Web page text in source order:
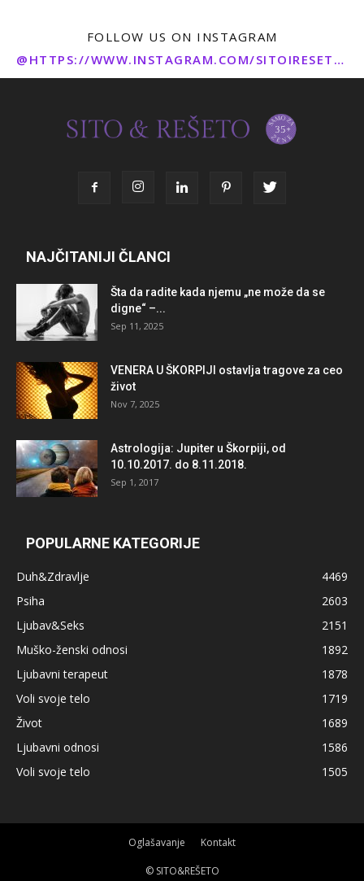
FOLLOW US ON INSTAGRAM
@HTTPS://WWW.INSTAGRAM.COM/SITOIRESETO/
NAJČITANIJI ČLANCI
Šta da radite kada njemu „ne može da se
digne“ –...
Sep 11, 2025
VENERA U ŠKORPIJI ostavlja tragove za ceo
život
Nov 7, 2025
Astrologija: Jupiter u Škorpiji, od
10.10.2017. do 8.11.2018.
Sep 1, 2017
POPULARNE KATEGORIJE
Duh&Zdravlje
4469
Psiha
2603
Ljubav&Seks
2151
Muško-ženski odnosi
1892
Ljubavni terapeut
1878
Voli svoje telo
1719
Život
1689
Ljubavni odnosi
1586
Voli svoje telo
1505
Oglašavanje Kontakt
© SITO&REŠETO